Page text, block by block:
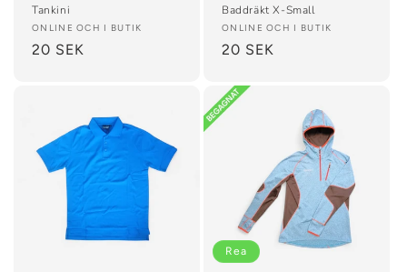
Tankini
Säljare:
ONLINE OCH I BUTIK
Ordinarie
20 SEK
Baddräkt X-Small
Säljare:
ONLINE OCH I BUTIK
Ordinarie
20 SEK
Rea